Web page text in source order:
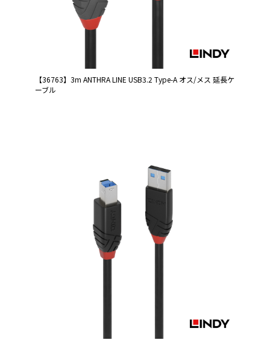
【36763】3m ANTHRA LINE USB3.2 Type-A オス/メス 延長ケ
ーブル